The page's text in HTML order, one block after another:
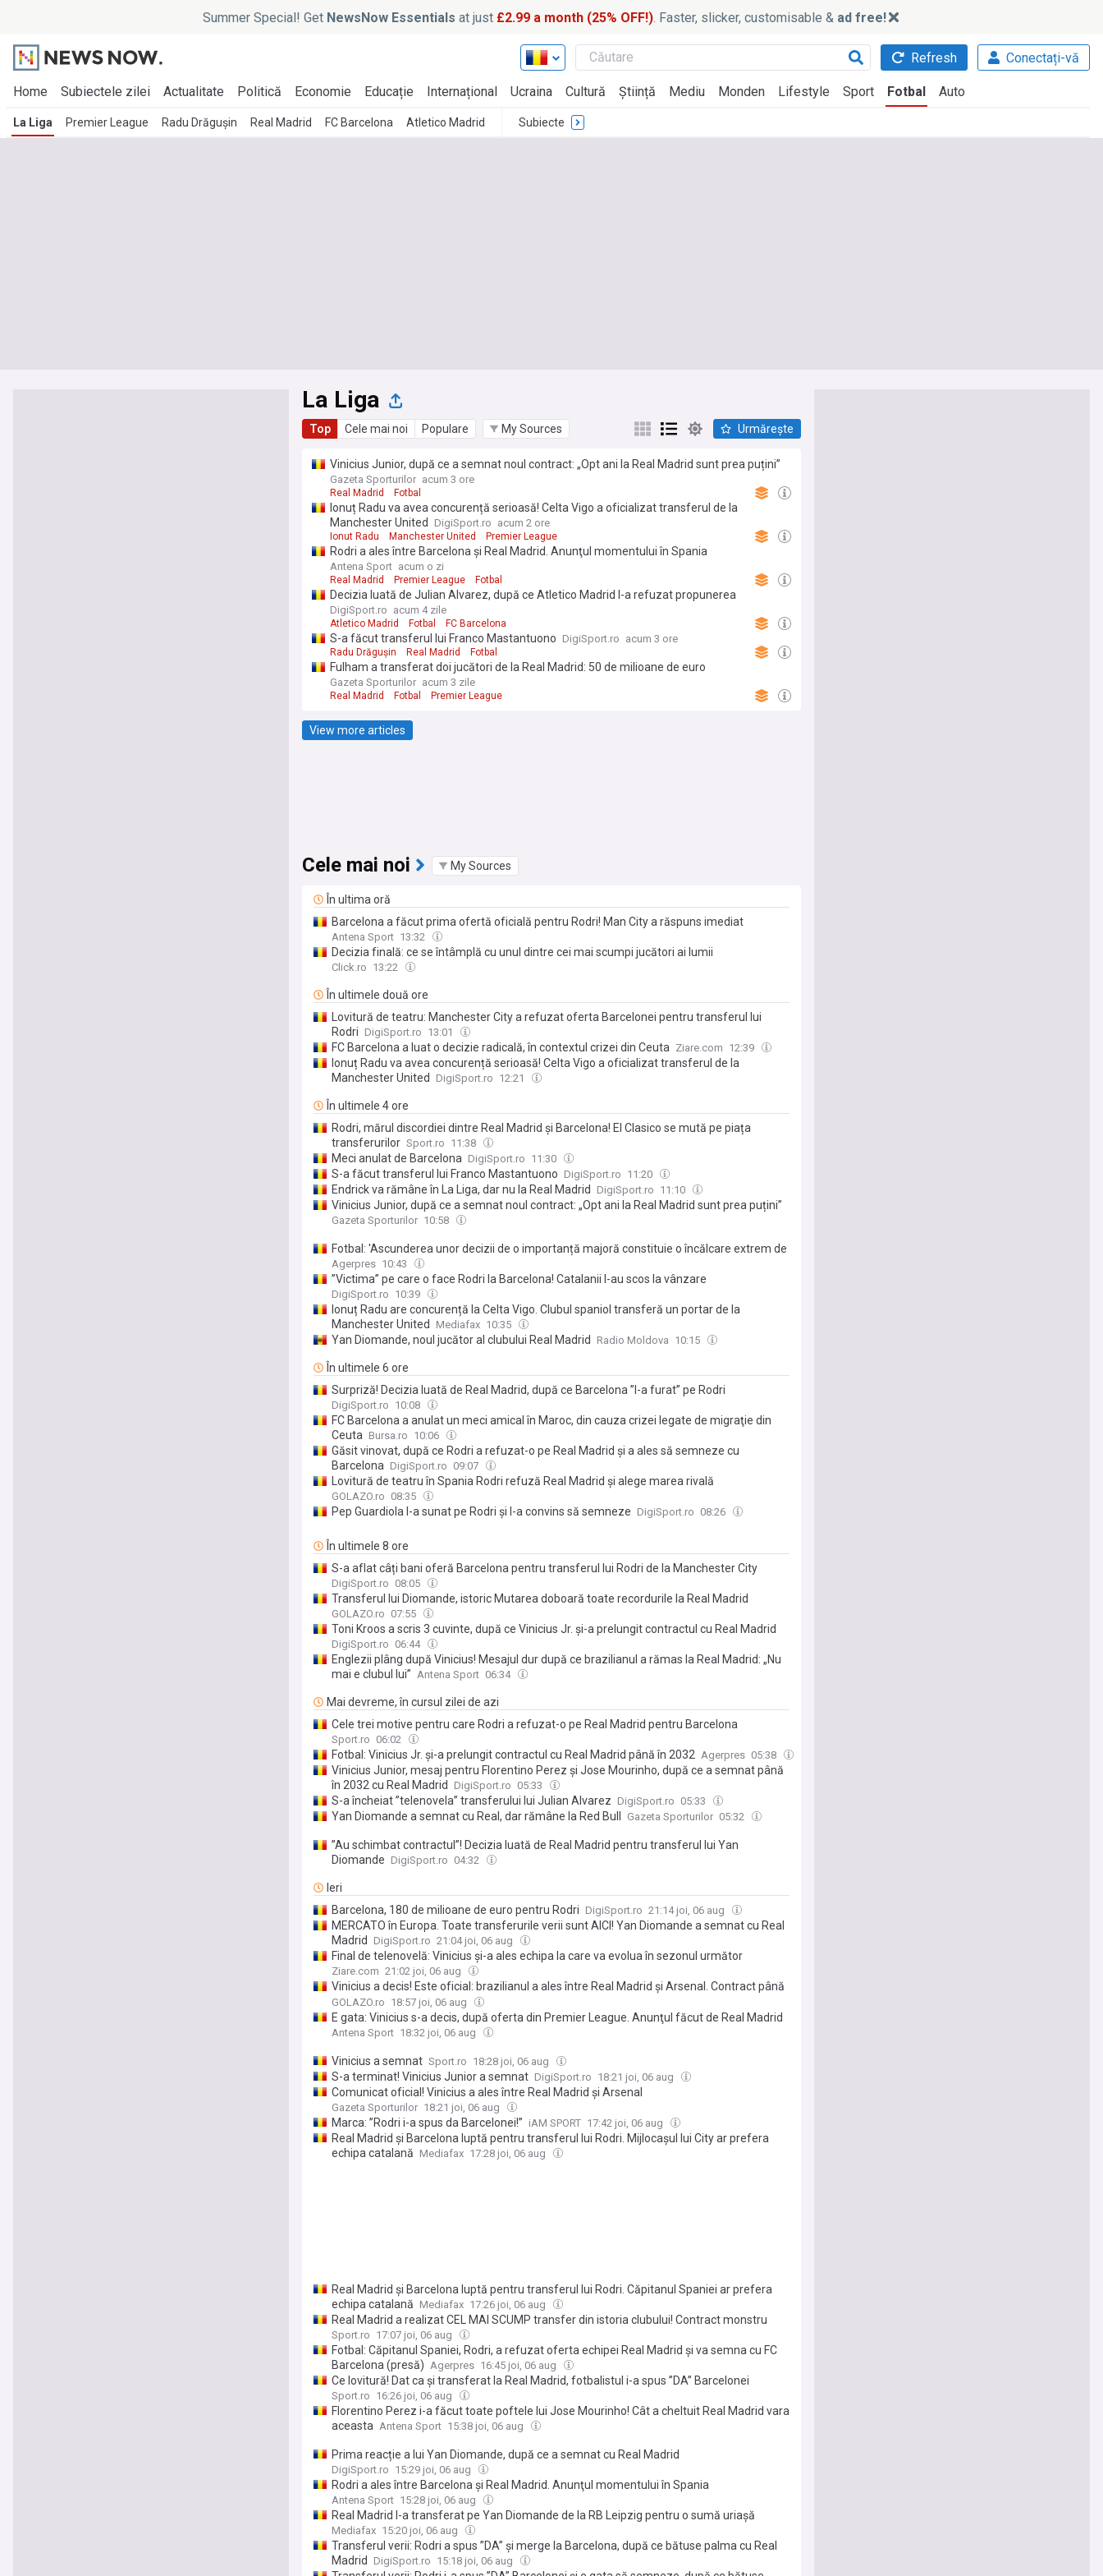
Summer Special! Get NewsNow Essentials at just £2.99 a month (25% OFF!). Faster, slicker, customisable & ad free!
Refresh Conectați-vă
Home Subiectele zilei Actualitate Politică Economie Educație Internațional Ucraina Cultură Știință Mediu Monden Lifestyle Sport Fotbal Auto
La Liga Premier League Radu Drăgușin Real Madrid FC Barcelona Atletico Madrid Subiecte
La Liga
Top Cele mai noi Populare My Sources Urmărește
Vinicius Junior, după ce a semnat noul contract: „Opt ani la Real Madrid sunt prea puțini”
Gazeta Sporturilor acum 3 ore
Real Madrid Fotbal
Ionuț Radu va avea concurență serioasă! Celta Vigo a oficializat transferul de la
Manchester United
DigiSport.ro acum 2 ore
Ionut Radu Manchester United Premier League
Rodri a ales între Barcelona şi Real Madrid. Anunţul momentului în Spania
Antena Sport acum o zi
Real Madrid Premier League Fotbal
Decizia luată de Julian Alvarez, după ce Atletico Madrid I-a refuzat propunerea
DigiSport.ro acum 4 zile
Atletico Madrid Fotbal FC Barcelona
S-a făcut transferul lui Franco Mastantuono DigiSport.ro acum 3 ore
Radu Drăgușin Real Madrid Fotbal
Fulham a transferat doi jucători de la Real Madrid: 50 de milioane de euro
Gazeta Sporturilor acum 3 zile
Real Madrid Fotbal Premier League
View more articles
Cele mai noi My Sources
În ultima oră
Barcelona a făcut prima ofertă oficială pentru Rodri! Man City a răspuns imediat
Antena Sport 13:32
Decizia finală: ce se întâmplă cu unul dintre cei mai scumpi jucători ai lumii
Click.ro 13:22
În ultimele două ore
Lovitură de teatru: Manchester City a refuzat oferta Barcelonei pentru transferul lui
Rodri DigiSport.ro 13:01
FC Barcelona a luat o decizie radicală, în contextul crizei din Ceuta Ziare.com 12:39
Ionuț Radu va avea concurență serioasă! Celta Vigo a oficializat transferul de la
Manchester United
DigiSport.ro 12:21
În ultimele 4 ore
Rodri, mărul discordiei dintre Real Madrid și Barcelona! El Clasico se mută pe piața
transferurilor Sport.ro 11:38
Meci anulat de Barcelona DigiSport.ro 11:30
S-a făcut transferul lui Franco Mastantuono DigiSport.ro 11:20
Endrick va rămâne în La Liga, dar nu la Real Madrid DigiSport.ro 11:10
Vinicius Junior, după ce a semnat noul contract: „Opt ani la Real Madrid sunt prea puțini”
Gazeta Sporturilor 10:58
Fotbal: 'Ascunderea unor decizii de o importanță majoră constituie o încălcare extrem de
gravă', a spus președintele La Liga
Agerpres 10:43
”Victima” pe care o face Rodri la Barcelona! Catalanii l-au scos la vânzare
DigiSport.ro 10:39
Ionuț Radu are concurență la Celta Vigo. Clubul spaniol transferă un portar de la
Manchester United
Mediafax 10:35
Yan Diomande, noul jucător al clubului Real Madrid Radio Moldova 10:15
În ultimele 6 ore
Surpriză! Decizia luată de Real Madrid, după ce Barcelona ”l-a furat” pe Rodri
DigiSport.ro 10:08
FC Barcelona a anulat un meci amical în Maroc, din cauza crizei legate de migraţie din
Ceuta Bursa.ro 10:06
Găsit vinovat, după ce Rodri a refuzat-o pe Real Madrid și a ales să semneze cu
Barcelona DigiSport.ro 09:07
Lovitură de teatru în Spania Rodri refuză Real Madrid și alege marea rivală
GOLAZO.ro 08:35
Pep Guardiola l-a sunat pe Rodri și l-a convins să semneze DigiSport.ro 08:26
În ultimele 8 ore
S-a aflat câți bani oferă Barcelona pentru transferul lui Rodri de la Manchester City
DigiSport.ro 08:05
Transferul lui Diomande, istoric Mutarea doboară toate recordurile la Real Madrid
GOLAZO.ro 07:55
Toni Kroos a scris 3 cuvinte, după ce Vinicius Jr. și-a prelungit contractul cu Real Madrid
DigiSport.ro 06:44
Englezii plâng după Vinicius! Mesajul dur după ce brazilianul a rămas la Real Madrid: „Nu
mai e clubul lui” Antena Sport 06:34
Mai devreme, în cursul zilei de azi
Cele trei motive pentru care Rodri a refuzat-o pe Real Madrid pentru Barcelona
Sport.ro 06:02
Fotbal: Vinicius Jr. și-a prelungit contractul cu Real Madrid până în 2032 Agerpres 05:38
Vinicius Junior, mesaj pentru Florentino Perez și Jose Mourinho, după ce a semnat până
în 2032 cu Real Madrid
DigiSport.ro 05:33
S-a încheiat ”telenovela” transferului lui Julian Alvarez DigiSport.ro 05:33
Yan Diomande a semnat cu Real, dar rămâne la Red Bull Gazeta Sporturilor 05:32
”Au schimbat contractul”! Decizia luată de Real Madrid pentru transferul lui Yan
Diomande DigiSport.ro 04:32
Ieri
Barcelona, 180 de milioane de euro pentru Rodri DigiSport.ro 21:14 joi, 06 aug
MERCATO în Europa. Toate transferurile verii sunt AICI! Yan Diomande a semnat cu Real
Madrid
DigiSport.ro 21:04 joi, 06 aug
Final de telenovelă: Vinicius și-a ales echipa la care va evolua în sezonul următor
Ziare.com 21:02 joi, 06 aug
Vinicius a decis! Este oficial: brazilianul a ales între Real Madrid și Arsenal. Contract până
în 2032 și un salariu uriaș
GOLAZO.ro 18:57 joi, 06 aug
E gata: Vinicius s-a decis, după oferta din Premier League. Anunţul făcut de Real Madrid
Antena Sport 18:32 joi, 06 aug
Vinicius a semnat Sport.ro 18:28 joi, 06 aug
S-a terminat! Vinicius Junior a semnat DigiSport.ro 18:21 joi, 06 aug
Comunicat oficial! Vinicius a ales între Real Madrid și Arsenal
Gazeta Sporturilor 18:21 joi, 06 aug
Marca: ”Rodri i-a spus da Barcelonei!” iAM SPORT 17:42 joi, 06 aug
Real Madrid și Barcelona luptă pentru transferul lui Rodri. Mijlocașul lui City ar prefera
echipa catalană Mediafax 17:28 joi, 06 aug
Real Madrid și Barcelona luptă pentru transferul lui Rodri. Căpitanul Spaniei ar prefera
echipa catalană Mediafax 17:26 joi, 06 aug
Real Madrid a realizat CEL MAI SCUMP transfer din istoria clubului! Contract monstru
Sport.ro 17:07 joi, 06 aug
Fotbal: Căpitanul Spaniei, Rodri, a refuzat oferta echipei Real Madrid și va semna cu FC
Barcelona (presă) Agerpres 16:45 joi, 06 aug
Ce lovitură! Dat ca și transferat la Real Madrid, fotbalistul i-a spus ”DA” Barcelonei
Sport.ro 16:26 joi, 06 aug
Florentino Perez i-a făcut toate poftele lui Jose Mourinho! Cât a cheltuit Real Madrid vara
aceasta Antena Sport 15:38 joi, 06 aug
Prima reacție a lui Yan Diomande, după ce a semnat cu Real Madrid
DigiSport.ro 15:29 joi, 06 aug
Rodri a ales între Barcelona şi Real Madrid. Anunţul momentului în Spania
Antena Sport 15:28 joi, 06 aug
Real Madrid l-a transferat pe Yan Diomande de la RB Leipzig pentru o sumă uriașă
Mediafax 15:20 joi, 06 aug
Transferul verii: Rodri a spus ”DA” și merge la Barcelona, după ce bătuse palma cu Real
Madrid
DigiSport.ro 15:18 joi, 06 aug